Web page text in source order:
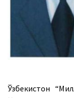
Ўзбекистон